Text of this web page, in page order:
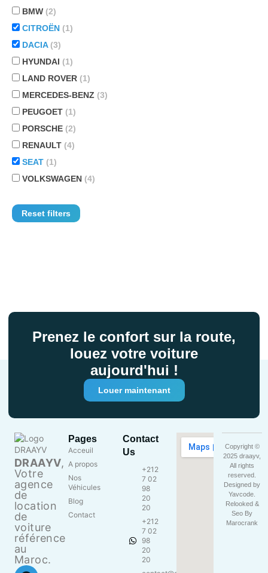
BMW (2)
CITROËN (1)
DACIA (3)
HYUNDAI (1)
LAND ROVER (1)
MERCEDES-BENZ (3)
PEUGOET (1)
PORSCHE (2)
RENAULT (4)
SEAT (1)
VOLKSWAGEN (4)
Reset filters
Prenez le confort sur la route,
louez votre voiture
aujourd'hui !
Louer maintenant
DRAAYV,
Votre
agence
de
location
de
voiture
référence
au
Maroc.
Pages
Acceuil
A propos
Nos
Véhicules
Blog
Contact
Contact
Us
+212
7 02
98
20
20
+212
7 02
98
20
20
Copyright ©
2025 draayv,
All rights
reserved.
Designed by
Yavcode
Relooked &
Seo By
Marocrank